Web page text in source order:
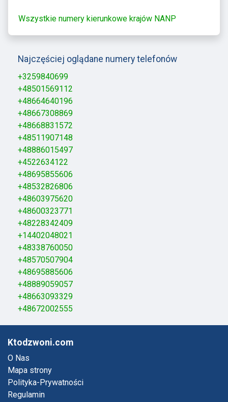
Wszystkie numery kierunkowe krajów NANP
Najczęściej oglądane numery telefonów
+3259840699
+48501569112
+48664640196
+48667308869
+48668831572
+48511907148
+48886015497
+4522634122
+48695855606
+48532826806
+48603975620
+48600323771
+48228342409
+14402048021
+48338760050
+48570507904
+48695885606
+48889059057
+48663093329
+48672002555
Ktodzwoni.com
O Nas
Mapa strony
Polityka-Prywatności
Regulamin